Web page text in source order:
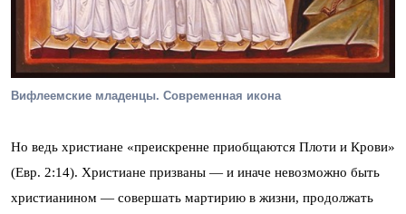
Вифлеемские младенцы. Современная икона
Но ведь христиане «преискренне приобщаются Плоти и Крови»
(Евр. 2:14). Христиане призваны — и иначе невозможно быть
христианином — совершать мартирию в жизни, продолжать